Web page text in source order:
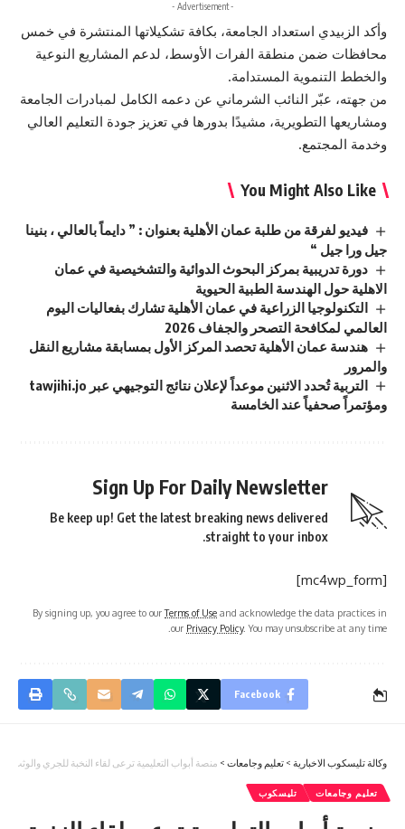
- Advertisement -
وأكد الزبيدي استعداد الجامعة، بكافة تشكيلاتها المنتشرة في خمس
محافظات ضمن منطقة الفرات الأوسط، لدعم المشاريع النوعية
والخطط التنموية المستدامة.
من جهته، عبّر النائب الشرماني عن دعمه الكامل لمبادرات الجامعة
ومشاريعها التطويرية، مشيدًا بدورها في تعزيز جودة التعليم العالي
وخدمة المجتمع.
You Might Also Like
فيديو لفرقة من طلبة عمان الأهلية بعنوان : ” دايماً بالعالي ، بنينا
جيل ورا جيل “
دورة تدريبية بمركز البحوث الدوائية والتشخيصية في عمان
الاهلية حول الهندسة الطبية الحيوية
التكنولوجيا الزراعية في عمان الأهلية تشارك بفعاليات اليوم
العالمي لمكافحة التصحر والجفاف 2026
هندسة عمان الأهلية تحصد المركز الأول بمسابقة مشاريع النقل
والمرور
التربية تُحدد الاثنين موعداً لإعلان نتائج التوجيهي عبر tawjihi.jo
ومؤتمراً صحفياً عند الخامسة
Sign Up For Daily Newsletter
Be keep up! Get the latest breaking news delivered
straight to your inbox.
[mc4wp_form]
By signing up, you agree to ourTerms of Use and acknowledge the data practices in
our Privacy Policy. You may unsubscribe at any time.
Facebook
وكالة تليسكوب الاخبارية > تعليم وجامعات > منصة أبواب التعليمية ترعى لقاء النخبة للجري والوثب
تعليم وجامعات تليسكوب